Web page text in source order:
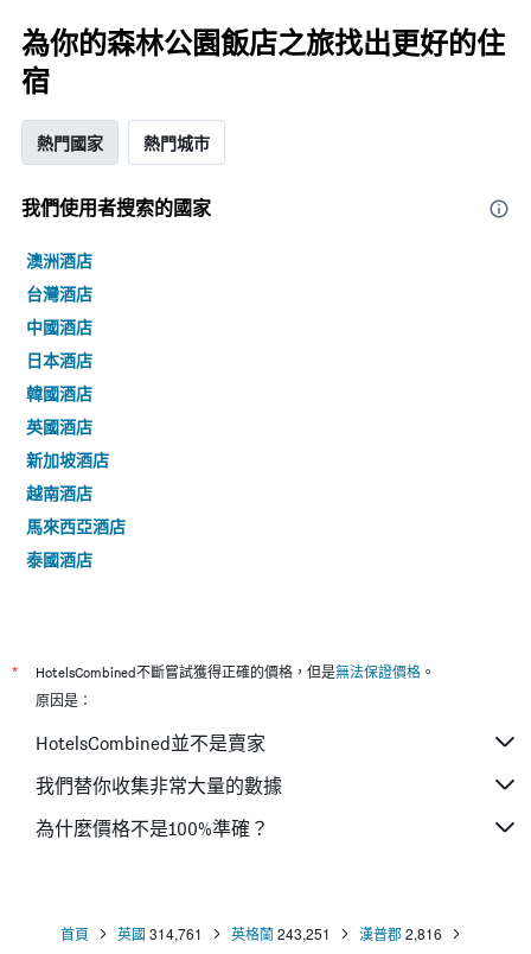
為你的森林公園飯店之旅找出更好的住
宿
熱門國家 熱門城市
我們使用者搜索的國家
澳洲酒店
台灣酒店
中國酒店
日本酒店
韓國酒店
英國酒店
新加坡酒店
越南酒店
馬來西亞酒店
泰國酒店
* HotelsCombined不斷嘗試獲得正確的價格，但是無法保證價格 。
原因是：
HotelsCombined並不是賣家
我們替你收集非常大量的數據
為什麼價格不是100%準確？
首頁 英國 314,761 英格蘭243,251 漢普郡2,816